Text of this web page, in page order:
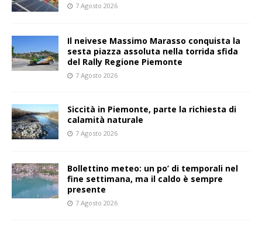
7 Agosto 2026
Il neivese Massimo Marasso conquista la
sesta piazza assoluta nella torrida sfida
del Rally Regione Piemonte
7 Agosto 2026
Siccità in Piemonte, parte la richiesta di
calamità naturale
7 Agosto 2026
Bollettino meteo: un po’ di temporali nel
fine settimana, ma il caldo è sempre
presente
7 Agosto 2026